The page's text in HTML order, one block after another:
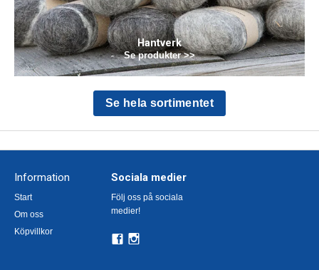
Hantverk
Se produkter >>
Se hela sortimentet
Information
Start
Om oss
Köpvillkor
Sociala medier
Följ oss på sociala
medier!